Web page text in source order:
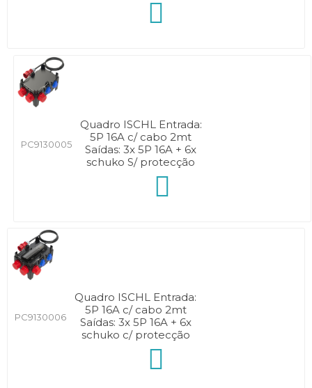
PC9130005
Quadro ISCHL Entrada:
5P 16A c/ cabo 2mt
Saídas: 3x 5P 16A + 6x
schuko S/ protecção
PC9130006
Quadro ISCHL Entrada:
5P 16A c/ cabo 2mt
Saídas: 3x 5P 16A + 6x
schuko c/ protecção